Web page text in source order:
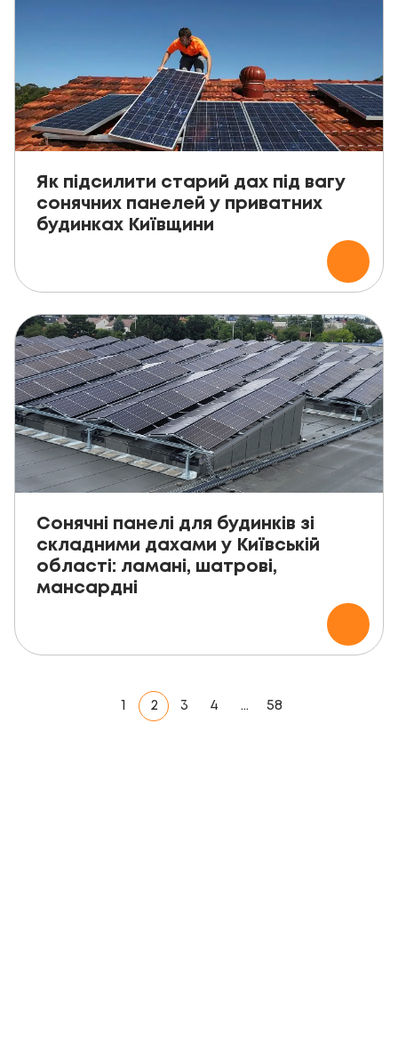
Як підсилити старий дах під вагу
сонячних панелей у приватних
будинках Київщини
Сонячні панелі для будинків зі
складними дахами у Київській
області: ламані, шатрові,
мансардні
1 2 3 4 … 58